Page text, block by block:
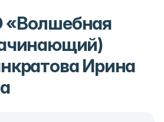
Ирина